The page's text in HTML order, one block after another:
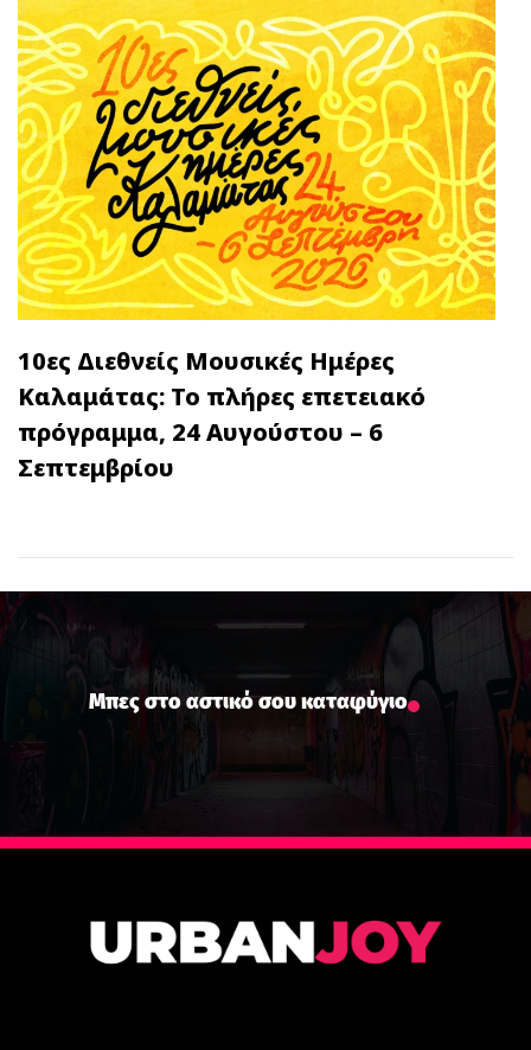
10ες Διεθνείς Μουσικές Ημέρες
Καλαμάτας: Το πλήρες επετειακό
πρόγραμμα, 24 Αυγούστου – 6
Σεπτεμβρίου
Μπες στο αστικό σου καταφύγιο